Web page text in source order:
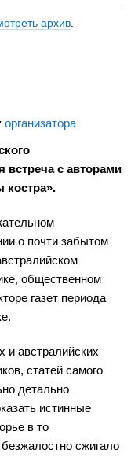
архив
организатора
встреча с авторами
костра».
о почти забытом
общественном
газет периода
и австралийских
статей самого
детально
истинные
в то
сжигало